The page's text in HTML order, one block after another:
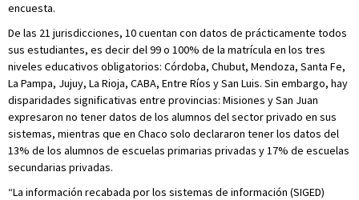
encuesta.
De las 21 jurisdicciones, 10 cuentan con datos de prácticamente todos
sus estudiantes, es decir del 99 o 100% de la matrícula en los tres
niveles educativos obligatorios: Córdoba, Chubut, Mendoza, Santa Fe,
La Pampa, Jujuy, La Rioja, CABA, Entre Ríos y San Luis. Sin embargo, hay
disparidades significativas entre provincias: Misiones y San Juan
expresaron no tener datos de los alumnos del sector privado en sus
sistemas, mientras que en Chaco solo declararon tener los datos del
13% de los alumnos de escuelas primarias privadas y 17% de escuelas
secundarias privadas.
“La información recabada por los sistemas de información (SIGED)